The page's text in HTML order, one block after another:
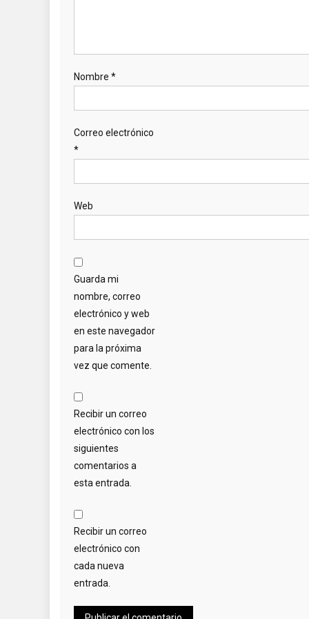
Nombre *
Correo electrónico
*
Web
Guarda mi
nombre, correo
electrónico y web
en este navegador
para la próxima
vez que comente.
Recibir un correo
electrónico con los
siguientes
comentarios a
esta entrada.
Recibir un correo
electrónico con
cada nueva
entrada.